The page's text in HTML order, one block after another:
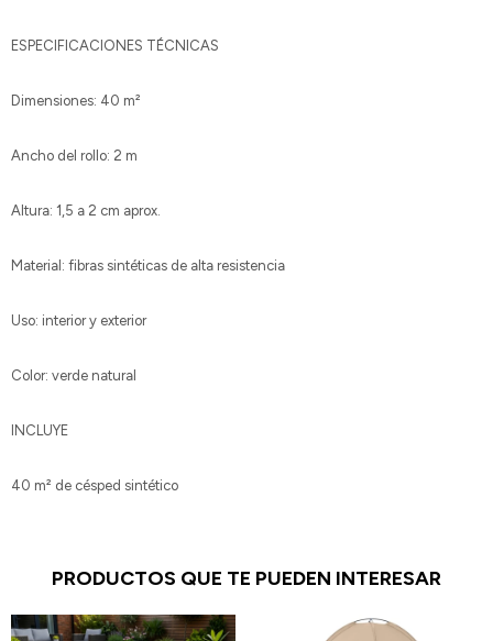
ESPECIFICACIONES TÉCNICAS
Dimensiones: 40 m²
Ancho del rollo: 2 m
Altura: 1,5 a 2 cm aprox.
Material: fibras sintéticas de alta resistencia
Uso: interior y exterior
Color: verde natural
INCLUYE
40 m² de césped sintético
PRODUCTOS QUE TE PUEDEN INTERESAR